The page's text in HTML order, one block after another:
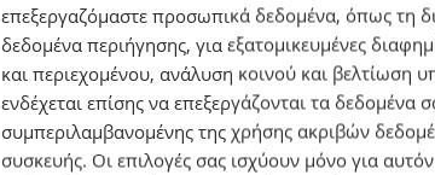
επεξεργαζόμαστε προσωπικά δεδομένα, όπως τη
δεδομένα περιήγησης, για εξατομικευμένες
και περιεχομένου, ανάλυση κοινού και βελτίωση
ενδέχεται επίσης να επεξεργάζονται τα δεδομένα
συμπεριλαμβανομένης της χρήσης ακριβών
συσκευής. Οι επιλογές σας ισχύουν μόνο για